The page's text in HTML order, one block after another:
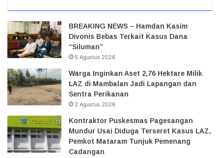
BREAKING NEWS – Hamdan Kasim
Divonis Bebas Terkait Kasus Dana
“Siluman”
5 Agustus 2026
Warga Inginkan Aset 2,76 Hektare Milik
LAZ di Mambalan Jadi Lapangan dan
Sentra Perikanan
2 Agustus 2026
Kontraktor Puskesmas Pagesangan
Mundur Usai Diduga Terseret Kasus LAZ,
Pemkot Mataram Tunjuk Pemenang
Cadangan